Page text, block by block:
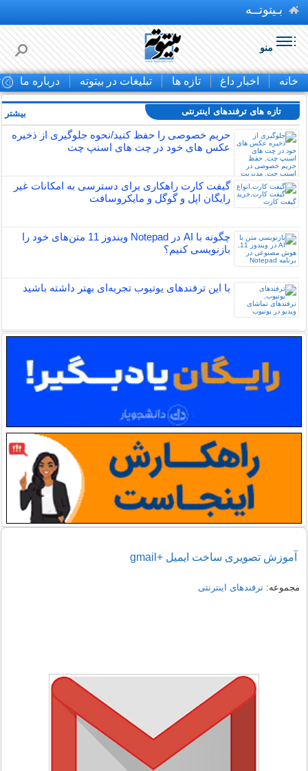
بـیتوتــه
منو
خانه اخبار داغ تازه ها تبلیغات در بیتوته درباره ما
تازه های ترفندهای اینترنتی
حریم خصوصی را حفظ کنید/نحوه جلوگیری از ذخیره
عکس های خود در چت های اسنپ چت
گیفت کارت راهکاری برای دسترسی به امکانات غیر
رایگان اپل و گوگل و مایکروسافت
چگونه با AI در Notepad ویندوز 11 متن‌های خود را
بازنویسی کنیم؟
با این ترفندهای یوتیوب تجربه‌ای بهتر داشته باشید
بیشتر
آموزش تصویری ساخت ایمیل +gmail
مجموعه:ترفندهای اینترنتی